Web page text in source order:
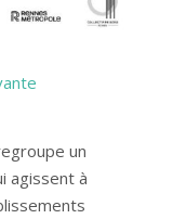
un
agissent à